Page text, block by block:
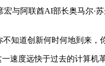
阿联酋AI部长奥马尔·
道创新何时何地到来，
度远快于过去的计算机